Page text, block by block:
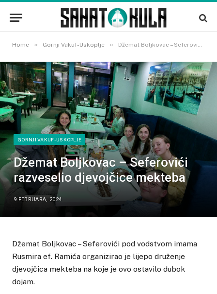
Home » Gornji Vakuf-Uskoplje » Džemat Boljkovac – Seferovići razveselio djevojčice mekteba
GORNJI VAKUF-USKOPLJE
Džemat Boljkovac – Seferovići
razveselio djevojčice mekteba
9 FEBRUARA, 2024
Džemat Boljkovac – Seferovići pod vodstvom imama
Rusmira ef. Ramića organizirao je lijepo druženje
djevojčica mekteba na koje je ovo ostavilo dubok
dojam.